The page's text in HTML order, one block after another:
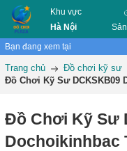
Khu vực
Hà Nội
Bạn đang xem tại
Trang chủ
Đồ chơi kỹ sư
Đồ Chơi Kỹ Sư DCKSKB09
Đồ Chơi Kỹ Sư
Dochoikinhbac